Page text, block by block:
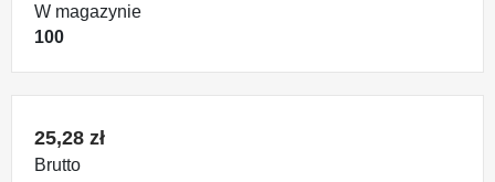
W magazynie
100
25,28 zł
Brutto